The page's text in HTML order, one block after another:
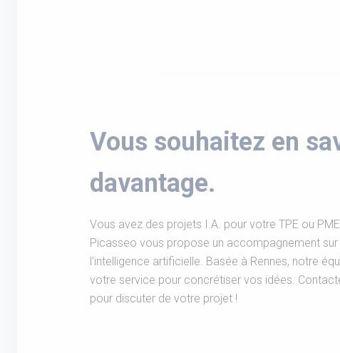
Vous souhaitez en
davantage.
Vous avez des projets I.A. pour votre TPE ou
Picasseo vous propose un accompagnement
l'intelligence artificielle. Basée à Rennes, notre
votre service pour concrétiser vos idées.
pour discuter de votre projet !